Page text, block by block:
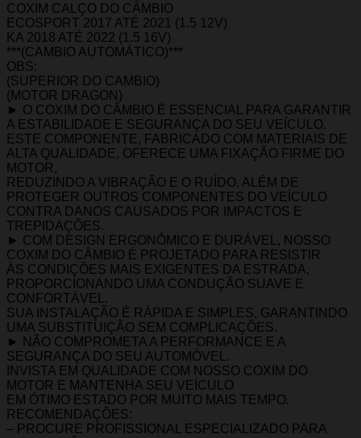
COXIM CALÇO DO CÂMBIO
ECOSPORT 2017 ATÉ 2021 (1.5 12V)
KA 2018 ATÉ 2022 (1.5 16V)
***(CAMBIO AUTOMÁTICO)***
OBS:
(SUPERIOR DO CAMBIO)
(MOTOR DRAGON)
► O COXIM DO CÂMBIO É ESSENCIAL PARA GARANTIR
A ESTABILIDADE E SEGURANÇA DO SEU VEÍCULO.
ESTE COMPONENTE, FABRICADO COM MATERIAIS DE
ALTA QUALIDADE, OFERECE UMA FIXAÇÃO FIRME DO
MOTOR,
REDUZINDO A VIBRAÇÃO E O RUÍDO, ALÉM DE
PROTEGER OUTROS COMPONENTES DO VEÍCULO
CONTRA DANOS CAUSADOS POR IMPACTOS E
TREPIDAÇÕES.
► COM DESIGN ERGONÔMICO E DURÁVEL, NOSSO
COXIM DO CÂMBIO É PROJETADO PARA RESISTIR
ÀS CONDIÇÕES MAIS EXIGENTES DA ESTRADA,
PROPORCIONANDO UMA CONDUÇÃO SUAVE E
CONFORTÁVEL.
SUA INSTALAÇÃO É RÁPIDA E SIMPLES, GARANTINDO
UMA SUBSTITUIÇÃO SEM COMPLICAÇÕES.
► NÃO COMPROMETA A PERFORMANCE E A
SEGURANÇA DO SEU AUTOMÓVEL.
INVISTA EM QUALIDADE COM NOSSO COXIM DO
MOTOR E MANTENHA SEU VEÍCULO
EM ÓTIMO ESTADO POR MUITO MAIS TEMPO.
RECOMENDAÇÕES:
– PROCURE PROFISSIONAL ESPECIALIZADO PARA